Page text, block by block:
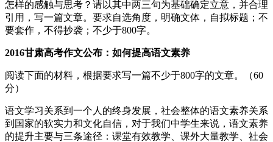
怎样的感触与思考？请以其中两三句为基础确定立意，并合理
引用，写一篇文章。要求自选角度，明确文体，自拟标题；不
要套作，不得抄袭；不少于800字。
2016甘肃高考作文公布：如何提高语文素养
阅读下面的材料，根据要求写一篇不少于800字的文章。（60
分）
语文学习关系到一个人的终身发展，社会整体的语文素养关系
到国家的软实力和文化自信，对于我们中学生来说，语文素养
的提升主要与三条途径：课堂有效教学、课外大量教学、社会